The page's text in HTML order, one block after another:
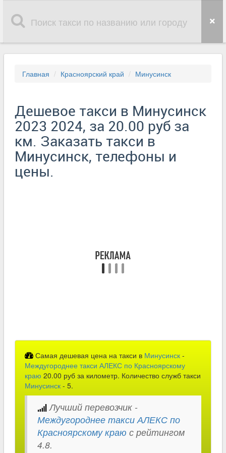
Главная Красноярский край Минусинск
Дешевое такси в Минусинск
2023 2024, за 20.00 руб за
км. Заказать такси в
Минусинск, телефоны и
цены.
Самая дешевая цена на такси в Минусинск -
Междугороднее такси АЛЕКС по Красноярскому
краю 20.00 руб за километр. Количество служб такси
Минусинск - 5.
Лучший перевозчик -
Междугороднее такси АЛЕКС по
Красноярскому краю с рейтингом
4.8.